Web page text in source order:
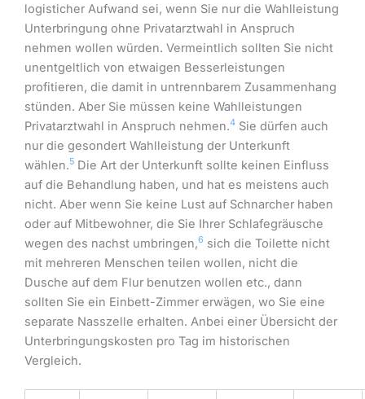
logisticher Aufwand sei, wenn Sie nur die Wahlleistung
Unterbringung ohne Privatarztwahl in Anspruch
nehmen wollen würden. Vermeintlich sollten Sie nicht
unentgeltlich von etwaigen Besserleistungen
profitieren, die damit in untrennbarem Zusammenhang
stünden. Aber Sie müssen keine Wahlleistungen
Privatarztwahl in Anspruch nehmen.4 Sie dürfen auch
nur die gesondert Wahlleistung der Unterkunft
wählen.5 Die Art der Unterkunft sollte keinen Einfluss
auf die Behandlung haben, und hat es meistens auch
nicht. Aber wenn Sie keine Lust auf Schnarcher haben
oder auf Mitbewohner, die Sie Ihrer Schlafegräusche
wegen des nachst umbringen,6 sich die Toilette nicht
mit mehreren Menschen teilen wollen, nicht die
Dusche auf dem Flur benutzen wollen etc., dann
sollten Sie ein Einbett-Zimmer erwägen, wo Sie eine
separate Nasszelle erhalten. Anbei einer Übersicht der
Unterbringungskosten pro Tag im historischen
Vergleich.